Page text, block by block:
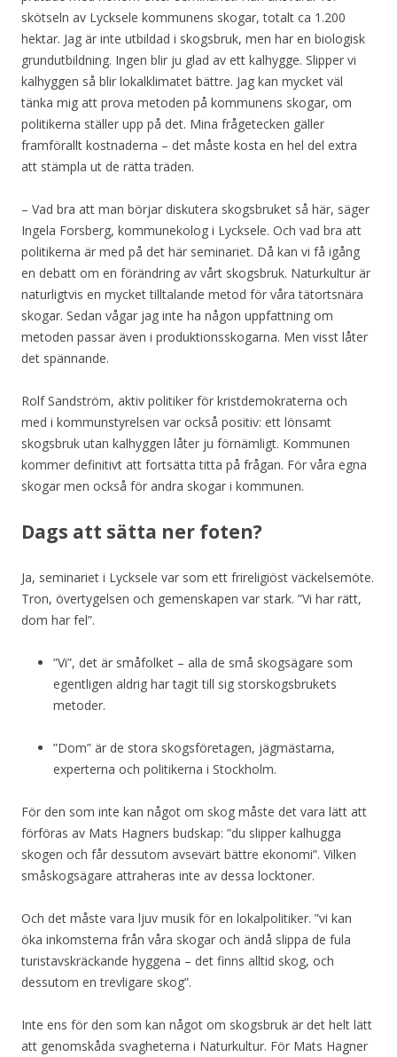
skötseln av Lycksele kommunens skogar, totalt ca 1.200
hektar. Jag är inte utbildad i skogsbruk, men har en biologisk
grundutbildning. Ingen blir ju glad av ett kalhygge. Slipper vi
kalhyggen så blir lokalklimatet bättre. Jag kan mycket väl
tänka mig att prova metoden på kommunens skogar, om
politikerna ställer upp på det. Mina frågetecken gäller
framförallt kostnaderna – det måste kosta en hel del extra
att stämpla ut de rätta träden.
– Vad bra att man börjar diskutera skogsbruket så här, säger
Ingela Forsberg, kommunekolog i Lycksele. Och vad bra att
politikerna är med på det här seminariet. Då kan vi få igång
en debatt om en förändring av vårt skogsbruk. Naturkultur är
naturligtvis en mycket tilltalande metod för våra tätortsnära
skogar. Sedan vågar jag inte ha någon uppfattning om
metoden passar även i produktionsskogarna. Men visst låter
det spännande.
Rolf Sandström, aktiv politiker för kristdemokraterna och
med i kommunstyrelsen var också positiv: ett lönsamt
skogsbruk utan kalhyggen låter ju förnämligt. Kommunen
kommer definitivt att fortsätta titta på frågan. För våra egna
skogar men också för andra skogar i kommunen.
Dags att sätta ner foten?
Ja, seminariet i Lycksele var som ett frireligiöst väckelsemöte.
Tron, övertygelsen och gemenskapen var stark. ”Vi har rätt,
dom har fel”.
”Vi”, det är småfolket – alla de små skogsägare som
egentligen aldrig har tagit till sig storskogsbrukets
metoder.
”Dom” är de stora skogsföretagen, jägmästarna,
experterna och politikerna i Stockholm.
För den som inte kan något om skog måste det vara lätt att
förföras av Mats Hagners budskap: ”du slipper kalhugga
skogen och får dessutom avsevärt bättre ekonomi”. Vilken
småskogsägare attraheras inte av dessa locktoner.
Och det måste vara ljuv musik för en lokalpolitiker. ”vi kan
öka inkomsterna från våra skogar och ändå slippa de fula
turistavskräckande hyggena – det finns alltid skog, och
dessutom en trevligare skog”.
Inte ens för den som kan något om skogsbruk är det helt lätt
att genomskåda svagheterna i Naturkultur. För Mats Hagner